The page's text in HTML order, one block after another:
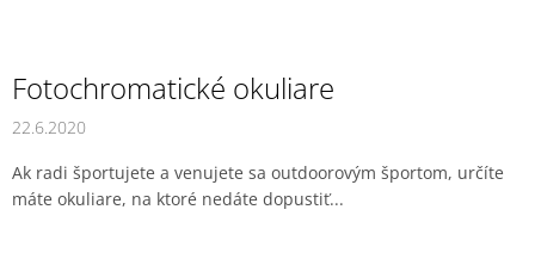
Fotochromatické okuliare
22.6.2020
Ak radi športujete a venujete sa outdoorovým športom, určíte
máte okuliare, na ktoré nedáte dopustiť...